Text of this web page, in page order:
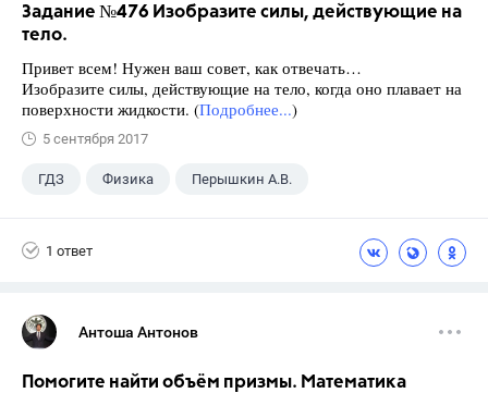
Задание №476 Изобразите силы, действующие на
тело.
Привет всем! Нужен ваш совет, как отвечать…
Изобразите силы, действующие на тело, когда оно плавает на
поверхности жидкости. (Подробнее...)
5 сентября 2017
ГДЗ Физика Перышкин А.В.
1 ответ
Антоша Антонов
Помогите найти объём призмы. Математика